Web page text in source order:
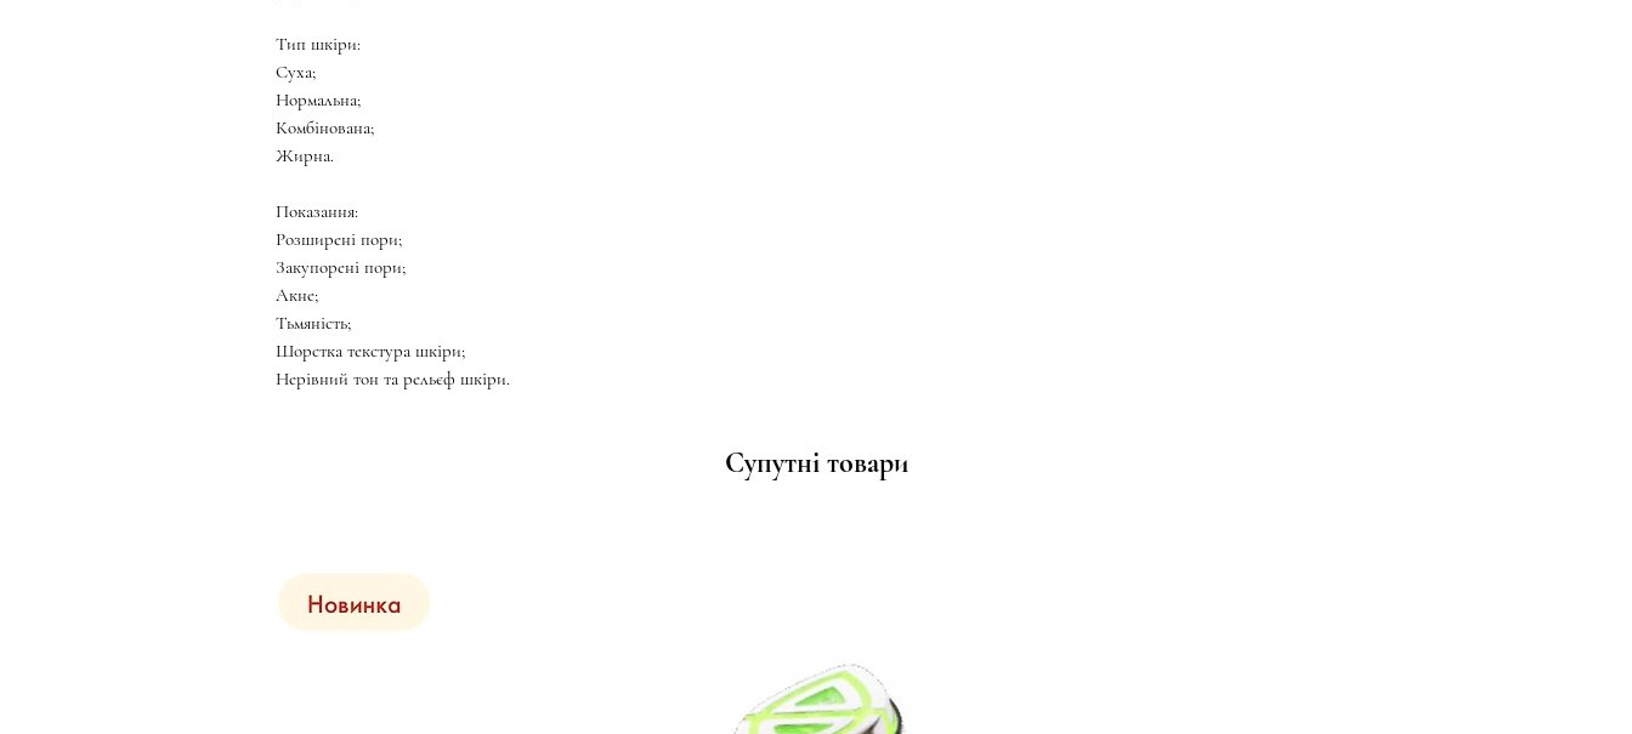
Супутні товари
Тип шкіри:
Суха;
Нормальна;
Комбінована;
Жирна.
Показання:
Розширені пори;
Закупорені пори;
Акне;
Тьмяність;
Шорстка текстура шкіри;
Нерівний тон та рельєф шкіри.